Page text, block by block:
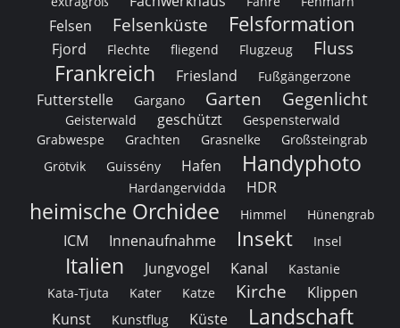
Felsen Felsenküste Felsformation
Fjord Flechte fliegend Flugzeug Fluss
Frankreich Friesland Fußgängerzone
Futterstelle Gargano Garten Gegenlicht
Geisterwald geschützt
Gespensterwald
Grabwespe
Grachten Grasnelke
Großsteingrab
Grötvik
Guissény Hafen Handyphoto
Hardangervidda HDR
heimische Orchidee Himmel Hünengrab
ICM Innenaufnahme Insekt Insel
Italien Jungvogel Kanal
Kastanie
Kata-Tjuta
Kater Katze Kirche
Klippen
Kunst
Kunstflug Küste Landschaft